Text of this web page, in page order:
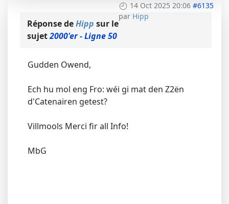
14 Oct 2025 20:06 #6135
par Hipp
Réponse deHipp sur le
sujet2000'er - Ligne 50
Gudden Owend,
Ech hu mol eng Fro: wéi gi mat den Z2ën
d'Catenairen getest?
Villmools Merci fir all Info!
MbG